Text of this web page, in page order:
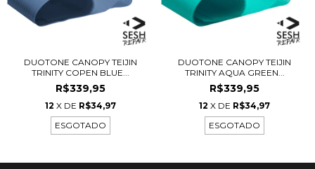
DUOTONE CANOPY TEIJIN
TRINITY COPEN BLUE...
R$339,95
12 X DE R$34,97
ESGOTADO
DUOTONE CANOPY TEIJIN
TRINITY AQUA GREEN...
R$339,95
12 X DE R$34,97
ESGOTADO